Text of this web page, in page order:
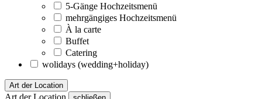
5-Gänge Hochzeitsmenü
mehrgängiges Hochzeitsmenü
À la carte
Buffet
Catering
wolidays (wedding+holiday)
Art der Location
Art der Location